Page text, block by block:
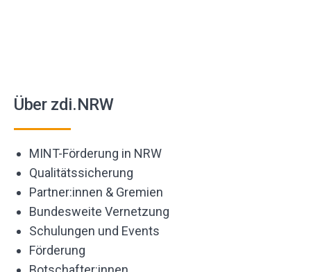
Über zdi.NRW
MINT-Förderung in NRW
Qualitätssicherung
Partner:innen & Gremien
Bundesweite Vernetzung
Schulungen und Events
Förderung